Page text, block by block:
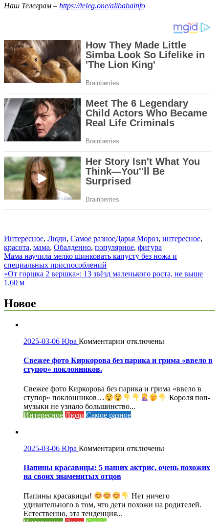
Наш Телеграм – https://teleg.one/alibabainfo
Интересное, Люди, Самое разноеДарья Мороз, интересное,
красота, мама, Обалденно, популярное, фигура
Навигация
по
записям
Мама научила мелко шинковать капусту без ножа и
специальных приспособлений
«От гopшка 2 веpшка»: 13 звёзд маленького роста, не выше
1.60 м
Новое
2025-03-06 Юра Комментарии к
Свежее
фото
парика
и
грима
«ввело
поклонников.
отключены
Свежее фото Киркорова без парика и грима «ввело в
ступор» поклонников.
Свежее фото Киркорова без парика и грима «ввело в
ступор» поклонников…
Короля поп-
музыки не узнало большинство...
Интересное Люди Самое разное
2025-03-06 Юра Комментарии к
Папины
красавицы:
наших
актрис,
очень
отключены
Папины красавицы: 5 наших актрис, очень похожих
на своих знаменитых отцов
Папины красавицы!
Нет ничего
удивительного в том, что дети похожи на родителей.
Естественно, эта тенденция...